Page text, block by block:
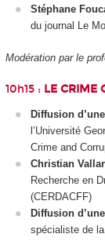
Stéphane
du journal Le
Modération par le
10h15 : LE CRIME
Diffusion
l’Université
Crime and
Christian Vallar
Recherche en
(CERDACFF)
Diffusion
spécialiste de